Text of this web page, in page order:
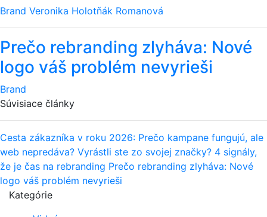
Brand Veronika Holotňák Romanová
Prečo rebranding zlyháva: Nové
logo váš problém nevyrieši
Brand
Súvisiace články
Cesta zákazníka v roku 2026: Prečo kampane fungujú, ale
web nepredáva? Vyrástli ste zo svojej značky? 4 signály,
že je čas na rebranding Prečo rebranding zlyháva: Nové
logo váš problém nevyrieši
Kategórie